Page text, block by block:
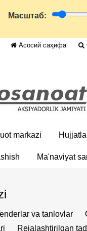
Масштаб:
Асосий саҳифа
markazi
Ma'naviyat
va tanlovlar
Rejalashtirilgan